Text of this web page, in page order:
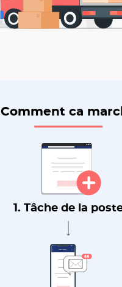
Comment ca
1. Tâche de la